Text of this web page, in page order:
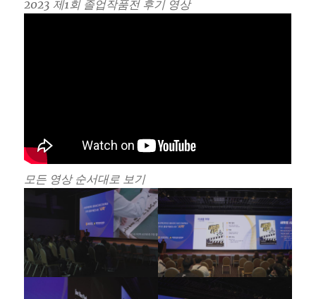
2023 제1회 졸업작품전 후기 영상
모든 영상 순서대로 보기